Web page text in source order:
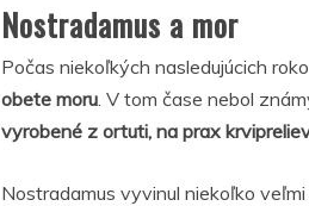
Nostradamus a mor
Počas niekoľkých nasledujúcich
obete moru. V tom čase nebol
vyrobené z ortuti, na prax
Nostradamus vyvinul niekoľko